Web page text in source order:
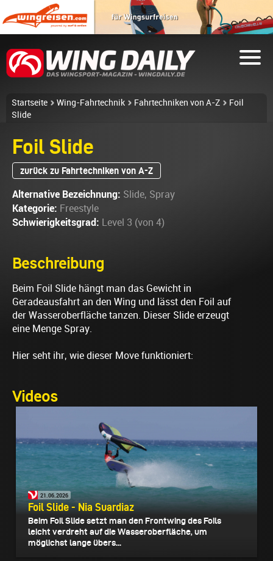
Startseite Wing-Fahrtechnik Fahrtechniken von A-Z
Foil
Slide
Foil Slide
zurück zu Fahrtechniken von A-Z
Alternative Bezeichnung: Slide, Spray
Kategorie: Freestyle
Schwierigkeitsgrad: Level 3 (von 4)
Beschreibung
Beim Foil Slide hängt man das Gewicht in
Geradeausfahrt an den Wing und lässt den Foil auf
der Wasseroberfläche tanzen. Dieser Slide erzeugt
eine Menge Spray.
Hier seht ihr, wie dieser Move funktioniert:
Videos
21.06.2026
Foil Slide - Nia Suardiaz
Beim Foil Slide setzt man den Frontwing des Foils
leicht verdreht auf die Wasseroberfläche, um
möglichst lange übers...